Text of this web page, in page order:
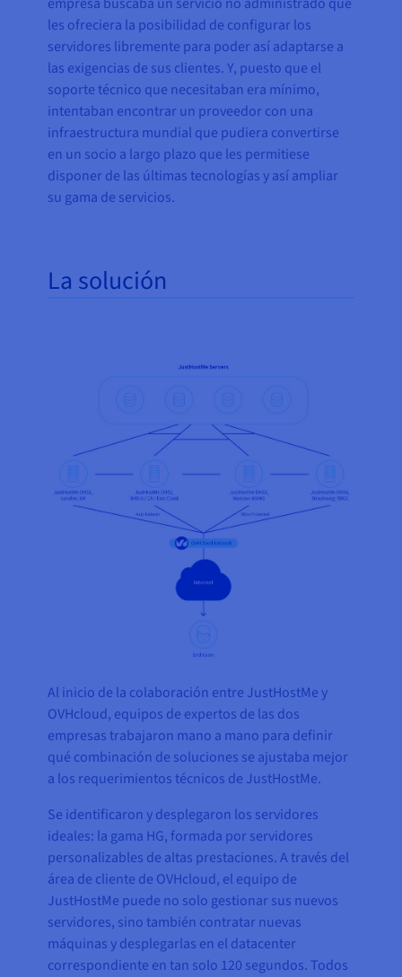
empresa buscaba un servicio no administrado que
les ofreciera la posibilidad de configurar los
servidores libremente para poder así adaptarse a
las exigencias de sus clientes. Y, puesto que el
soporte técnico que necesitaban era mínimo,
intentaban encontrar un proveedor con una
infraestructura mundial que pudiera convertirse
en un socio a largo plazo que les permitiese
disponer de las últimas tecnologías y así ampliar
su gama de servicios.
La solución
Al inicio de la colaboración entre JustHostMe y
OVHcloud, equipos de expertos de las dos
empresas trabajaron mano a mano para definir
qué combinación de soluciones se ajustaba mejor
a los requerimientos técnicos de JustHostMe.
Se identificaron y desplegaron los servidores
ideales: la gama HG, formada por servidores
personalizables de altas prestaciones. A través del
área de cliente de OVHcloud, el equipo de
JustHostMe puede no solo gestionar sus nuevos
servidores, sino también contratar nuevas
máquinas y desplegarlas en el datacenter
correspondiente en tan solo 120 segundos. Todos